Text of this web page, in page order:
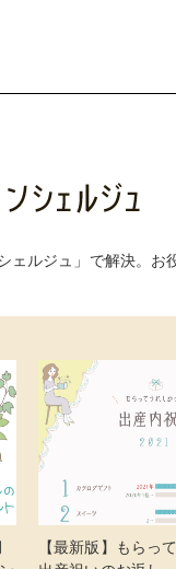
ェルジュ」で解決。お
【最新版】もらっ